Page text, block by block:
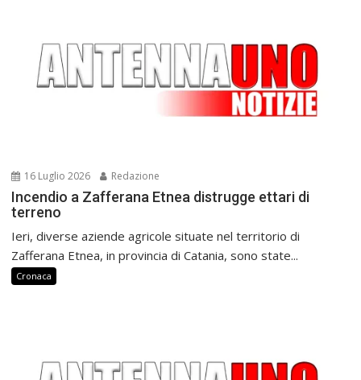
16 Luglio 2026 Redazione
Incendio a Zafferana Etnea distrugge ettari di
terreno
Ieri, diverse aziende agricole situate nel territorio di
Zafferana Etnea, in provincia di Catania, sono state...
Cronaca